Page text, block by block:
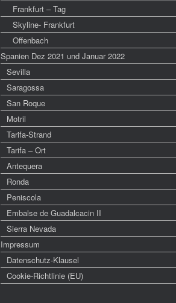
Frankfurt – Tag
Skyline- Frankfurt
Offenbach
Spanien Dez 2021 und Januar 2022
Sevilla
Saragossa
San Roque
Motril
Tarifa-Strand
Tarifa – Ort
Antequera
Ronda
Peniscola
Embalse de Guadalcacin II
Sierra Nevada
Impressum
Datenschutz-Klausel
Cookie-Richtlinie (EU)